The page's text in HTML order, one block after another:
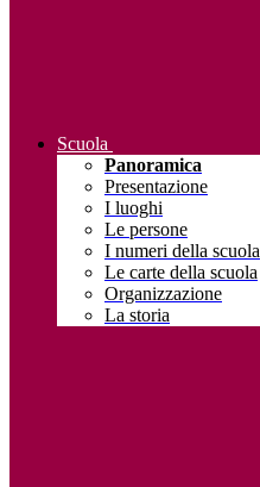
Scuola
Panoramica
Presentazione
I luoghi
Le persone
I numeri della scuola
Le carte della scuola
Organizzazione
La storia